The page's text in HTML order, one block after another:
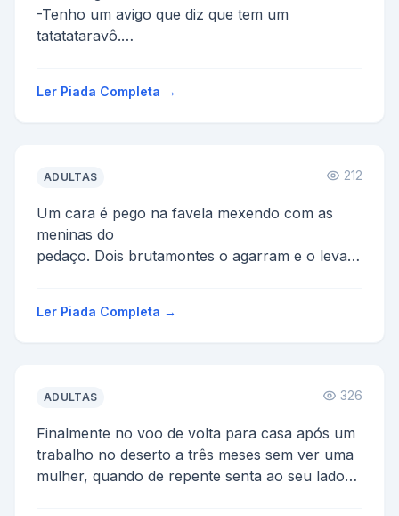
-Tenho um avigo que diz que tem um
tatatataravô.
-Não, ele é só gago me...
Ler Piada Completa →
ADULTAS 212
Um cara é pego na favela mexendo com as
meninas do
pedaço. Dois brutamontes o agarram e o levam
ele l�...
Ler Piada Completa →
ADULTAS 326
Finalmente no voo de volta para casa após um
trabalho no deserto a três meses sem ver uma
mulher, quando de repente senta ao seu lado